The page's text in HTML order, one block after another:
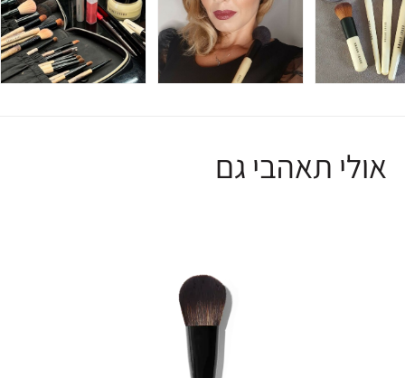
אולי תאהבי גם